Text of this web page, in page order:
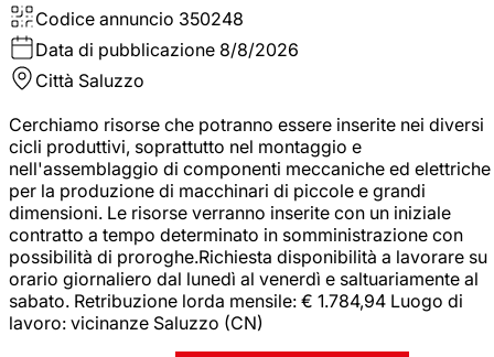
Codice annuncio 350248
Data di pubblicazione 8/8/2026
Città Saluzzo
Cerchiamo risorse che potranno essere inserite nei diversi
cicli produttivi, soprattutto nel montaggio e
nell'assemblaggio di componenti meccaniche ed elettriche
per la produzione di macchinari di piccole e grandi
dimensioni. Le risorse verranno inserite con un iniziale
contratto a tempo determinato in somministrazione con
possibilità di proroghe.Richiesta disponibilità a lavorare su
orario giornaliero dal lunedì al venerdì e saltuariamente al
sabato. Retribuzione lorda mensile: € 1.784,94 Luogo di
lavoro: vicinanze Saluzzo (CN)